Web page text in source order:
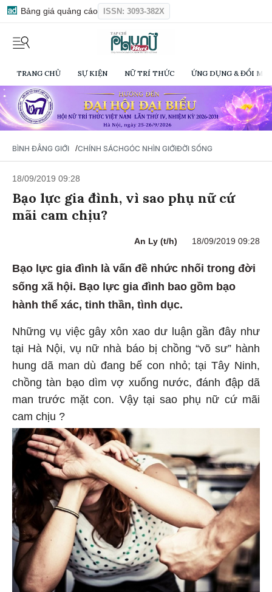
Bảng giá quảng cáo ISSN: 3093-382X
TRANG CHỦ SỰ KIỆN NỮ TRÍ THỨC ỨNG DỤNG & ĐỔI
BÌNH ĐẲNG GIỚI /CHÍNH SÁCHGÓC NHÌN GIỚIĐỜI SỐNG
18/09/2019 09:28
Bạo lực gia đình, vì sao phụ nữ cứ
mãi cam chịu?
An Ly (t/h) 18/09/2019 09:28
Bạo lực gia đình là vấn đề nhức nhối trong đời
sống xã hội. Bạo lực gia đình bao gồm bạo
hành thể xác, tinh thần, tình dục.
Những vụ việc gây xôn xao dư luận gần đây như
tại Hà Nội, vụ nữ nhà báo bị chồng “võ sư” hành
hung dã man dù đang bế con nhỏ; tại Tây Ninh,
chồng tàn bạo dìm vợ xuống nước, đánh đập dã
man trước mặt con. Vậy tại sao phụ nữ cứ mãi
cam chịu ?